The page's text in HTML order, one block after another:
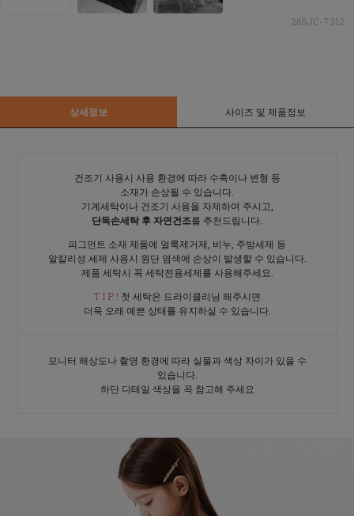
26SJC-7312
상세정보 사이즈 및 제품정보
건조기 사용시 사용 환경에 따라 수축이나 변형 등
소재가 손상될 수 있습니다.
기계세탁이나 건조기 사용을 자제하여 주시고,
단독손세탁 후 자연건조를 추천드립니다.
피그먼트 소재 제품에 얼룩제거제, 비누, 주방세제 등
알칼리성 세제 사용시 원단 염색에 손상이 발생할 수 있습니다.
제품 세탁시 꼭 세탁전용세제를 사용해주세요.
T I P ! 첫 세탁은 드라이클리닝 해주시면
더욱 오래 예쁜 상태를 유지하실 수 있습니다.
모니터 해상도나 촬영 환경에 따라 실물과 색상 차이가 있을 수
있습니다.
하단 디테일 색상을 꼭 참고해 주세요